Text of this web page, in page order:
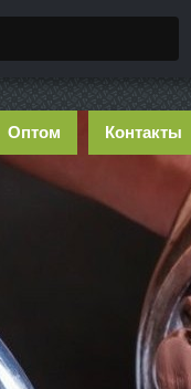
Оптом Контакты